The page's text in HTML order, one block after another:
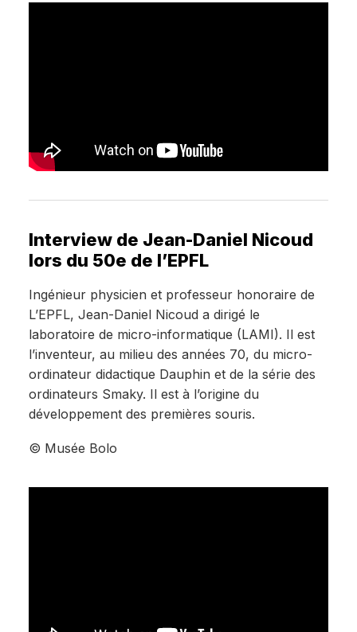
Interview de Jean-Daniel Nicoud
lors du 50e de l’EPFL
Ingénieur physicien et professeur honoraire de
L’EPFL, Jean-Daniel Nicoud a dirigé le
laboratoire de micro-informatique (LAMI). Il est
l’inventeur, au milieu des années 70, du micro-
ordinateur didactique Dauphin et de la série des
ordinateurs Smaky. Il est à l’origine du
développement des premières souris.
© Musée Bolo